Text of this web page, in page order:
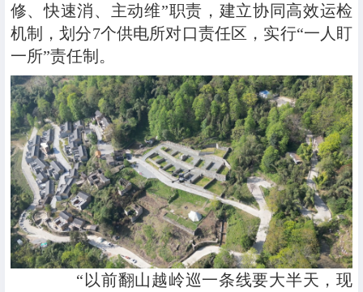
修、快速消、主动维”职责，建立协同高效运检
机制，划分7个供电所对口责任区，实行“一人盯
一所”责任制。
“以前翻山越岭巡一条线要大半天，现